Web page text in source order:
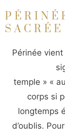
SACRÉE
Périnée
temple » «
corps si
longtemps
d’oublis.